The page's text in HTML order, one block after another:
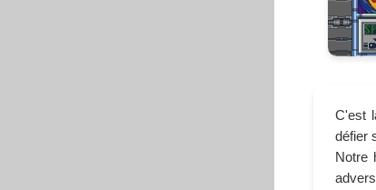
C'est
défier
Notre